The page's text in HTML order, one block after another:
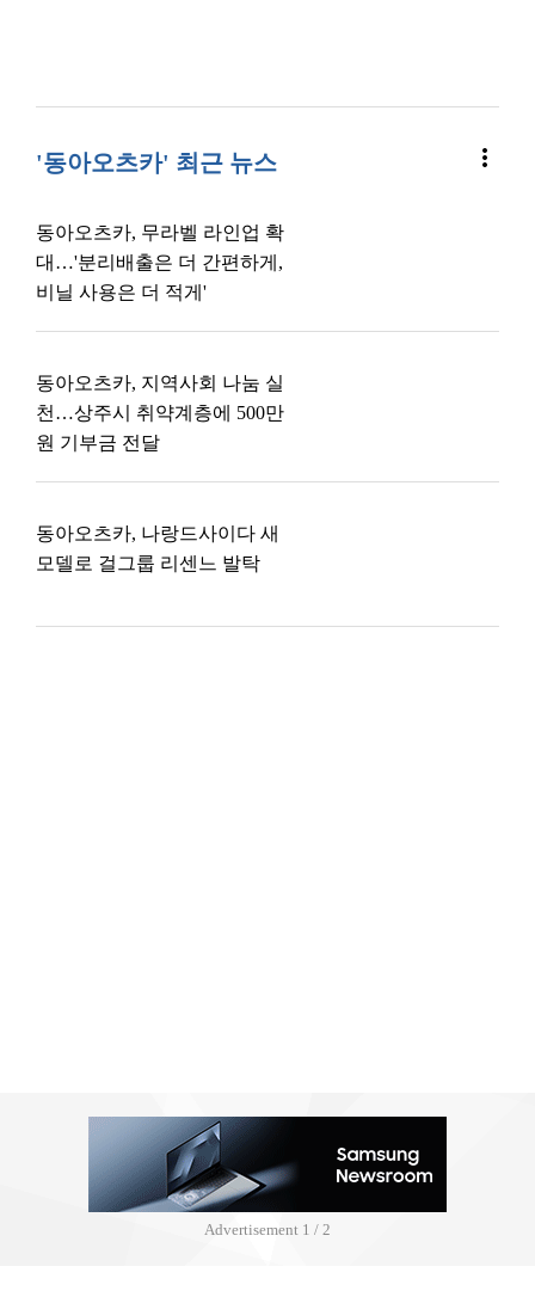
'동아오츠카' 최근 뉴스 more_vert
동아오츠카, 무라벨 라인업 확
대…'분리배출은 더 간편하게,
비닐 사용은 더 적게'
동아오츠카, 지역사회 나눔 실
천…상주시 취약계층에 500만
원 기부금 전달
동아오츠카, 나랑드사이다 새
모델로 걸그룹 리센느 발탁
Advertisement 2 / 2